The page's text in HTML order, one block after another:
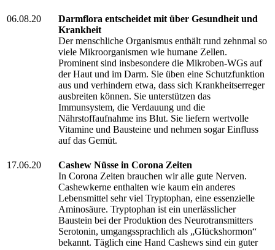
06.08.20
Darmflora entscheidet mit über Gesundheit und
Krankheit
Der menschliche Organismus enthält rund zehnmal so
viele Mikroorganismen wie humane Zellen.
Prominent sind insbesondere die Mikroben-WGs auf
der Haut und im Darm. Sie üben eine Schutzfunktion
aus und verhindern etwa, dass sich Krankheitserreger
ausbreiten können. Sie unterstützen das
Immunsystem, die Verdauung und die
Nährstoffaufnahme ins Blut. Sie liefern wertvolle
Vitamine und Bausteine und nehmen sogar Einfluss
auf das Gemüt.
17.06.20
Cashew Nüsse in Corona Zeiten
In Corona Zeiten brauchen wir alle gute Nerven.
Cashewkerne enthalten wie kaum ein anderes
Lebensmittel sehr viel Tryptophan, eine essenzielle
Aminosäure. Tryptophan ist ein unerlässlicher
Baustein bei der Produktion des Neurotransmitters
Serotonin, umgangssprachlich als „Glückshormon“
bekannt. Täglich eine Hand Cashews sind ein guter